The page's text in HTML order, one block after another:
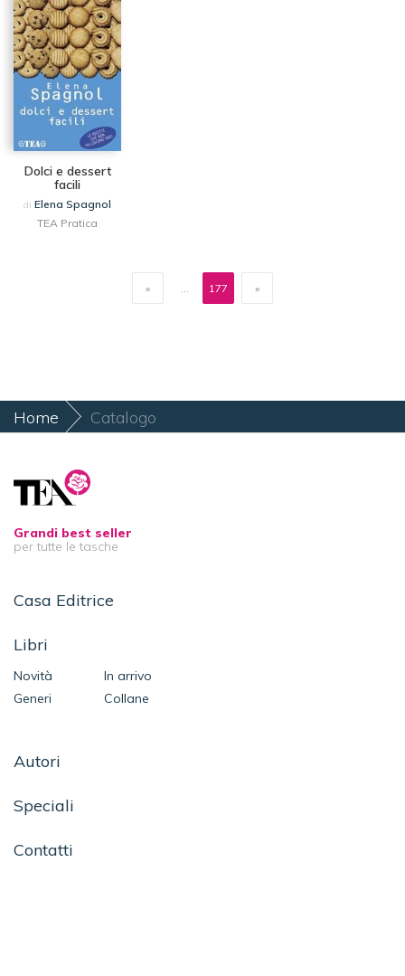
Dolci e dessert
facili
di Elena Spagnol
TEA Pratica
« »
... 177
Home Catalogo
Grandi best seller
per tutte le tasche
Casa Editrice
Libri
Novità
In arrivo
Generi
Collane
Autori
Speciali
Contatti